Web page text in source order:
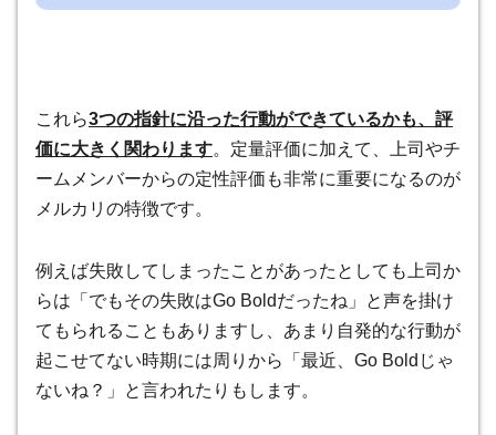
これら3つの指針に沿った行動ができているかも、評
価に大きく関わります。定量評価に加えて、上司やチ
ームメンバーからの定性評価も非常に重要になるのが
メルカリの特徴です。
例えば失敗してしまったことがあったとしても上司か
らは「でもその失敗はGo Boldだったね」と声を掛け
てもられることもありますし、あまり自発的な行動が
起こせてない時期には周りから「最近、Go Boldじゃ
ないね？」と言われたりもします。